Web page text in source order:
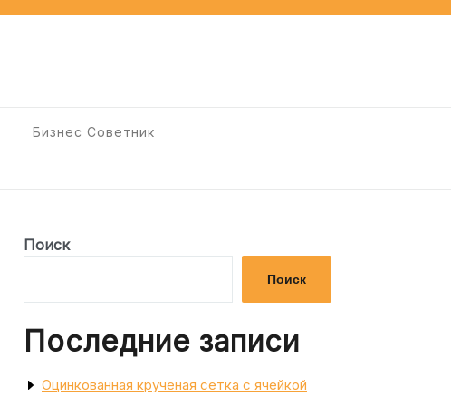
Бизнес Советник
Поиск
Поиск
Последние записи
Оцинкованная крученая сетка с ячейкой